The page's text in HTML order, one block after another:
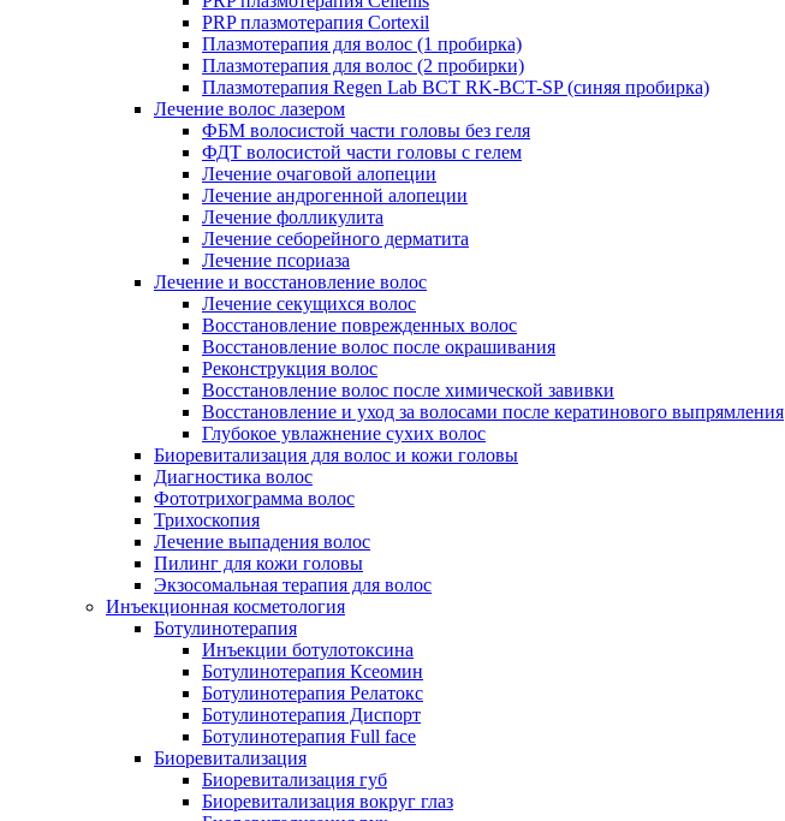
PRP плазмотерапия Cortexil
Плазмотерапия для волос (1 пробирка)
Плазмотерапия для волос (2 пробирки)
Плазмотерапия Regen Lab BCT RK-BCT-SP (синяя пробирка)
Лечение волос лазером
ФБМ волосистой части головы без геля
ФДТ волосистой части головы с гелем
Лечение очаговой алопеции
Лечение андрогенной алопеции
Лечение фолликулита
Лечение себорейного дерматита
Лечение псориаза
Лечение и восстановление волос
Лечение секущихся волос
Восстановление поврежденных волос
Восстановление волос после окрашивания
Реконструкция волос
Восстановление волос после химической завивки
Восстановление и уход за волосами после кератинового выпрямления
Глубокое увлажнение сухих волос
Биоревитализация для волос и кожи головы
Диагностика волос
Фототрихограмма волос
Трихоскопия
Лечение выпадения волос
Пилинг для кожи головы
Экзосомальная терапия для волос
Инъекционная косметология
Ботулинотерапия
Инъекции ботулотоксина
Ботулинотерапия Ксеомин
Ботулинотерапия Релатокс
Ботулинотерапия Диспорт
Ботулинотерапия Full face
Биоревитализация
Биоревитализация губ
Биоревитализация вокруг глаз